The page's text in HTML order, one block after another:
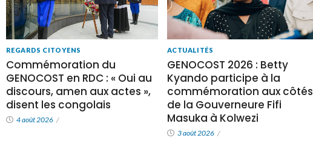
REGARDS CITOYENS
Commémoration du
GENOCOST en RDC : « Oui au
discours, amen aux actes »,
disent les congolais
4 août 2026 /
ACTUALITÉS
GENOCOST 2026 : Betty
Kyando participe à la
commémoration aux côtés
de la Gouverneure Fifi
Masuka à Kolwezi
3 août 2026 /